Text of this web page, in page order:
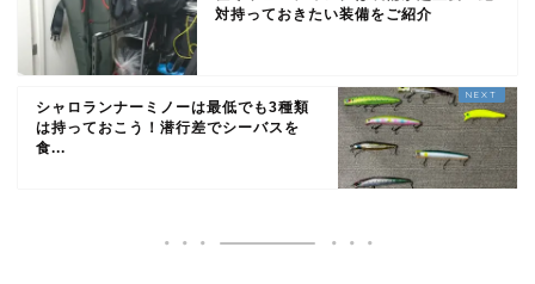
対持っておきたい装備をご紹介
シャロランナーミノーは最低でも3種類
は持っておこう！潜行差でシーバスを
食...